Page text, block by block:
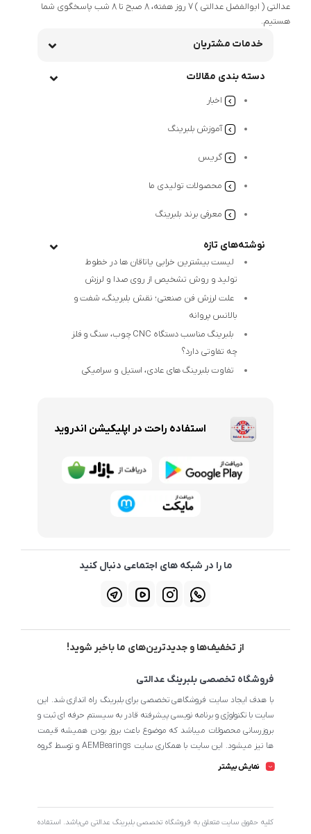
عدالتی ( ابوالفضل عدالتی ) 7 روز هفته، 8 صبح تا 8 شب پاسخگوی شما
هستیم.
خدمات مشتریان
دسته بندی مقالات
اخبار
آموزش بلبرینگ
گریس
محصولات تولیدی ما
معرفی برند بلبرینگ
نوشته‌های تازه
لیست بیشترین خرابی‌ یاتاقان ها در خطوط
تولید و روش تشخیص از روی صدا و لرزش
علت لرزش فن صنعتی؛ نقش بلبرینگ، شفت و
بالانس پروانه
بلبرینگ مناسب دستگاه CNC چوب، سنگ و فلز
چه تفاوتی دارد؟
تفاوت بلبرینگ های عادی، استیل و سرامیکی
استفاده راحت در اپلیکیشن اندروید
ما را در شبکه های اجتماعی دنبال کنید
از تخفیف‌ها و جدیدترین‌های ما باخبر شوید!
فروشگاه تخصصی بلبرینگ عدالتی
با هدف ایجاد سایت فروشگاهی تخصصی برای بلبرینگ راه اندازی شد. این
سایت با تکنولوژی و برنامه نویسی پیشرفته قادر به سیستم حرفه ای ثبت و
بروزرسانی محصولات میباشد که موضوع باعث بروز بودن همیشه قیمت
ها نیز میشود. این سایت با همکاری سایت AEMBearings و توسط گروه
فروشگاه انتخاب و خریداری نمایند.
نمایش بیشتر
کليه حقوق سايت متعلق به فروشگاه تخصصی بلبرینگ عدالتی می‌باشد. استفاده